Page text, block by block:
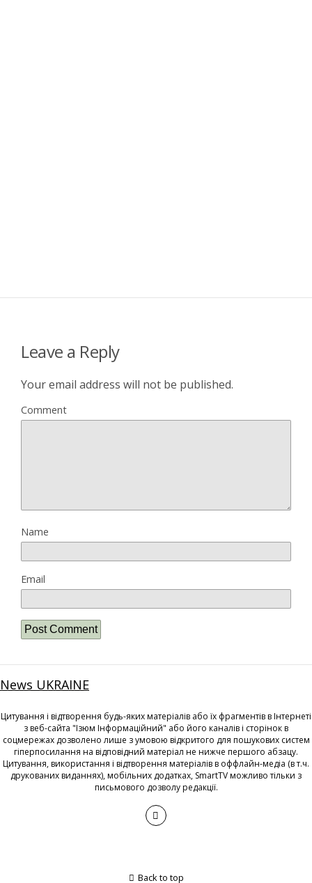
Leave a Reply
Your email address will not be published.
Comment
Name
Email
News UKRAINE
Цитування і відтворення будь-яких матеріалів або їх фрагментів в Інтернеті
з веб-сайта "Ізюм Інформаційний" або його каналів і сторінок в
соцмережах дозволено лише з умовою відкритого для пошукових систем
гіперпосилання на відповідний матеріал не нижче першого абзацу.
Цитування, використання і відтворення матеріалів в оффлайн-медіа (в т.ч.
друкованих виданнях), мобільних додатках, SmartTV можливо тільки з
письмового дозволу редакції.
Back to top